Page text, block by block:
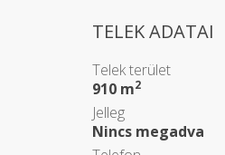
TELEK ADATAI
Telek terület
910 m2
Jelleg
Nincs megadva